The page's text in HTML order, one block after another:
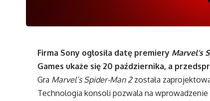
Firma Sony ogłosiła datę premiery Marvel’s
Games ukaże się 20 października, a
Gra Marvel’s Spider-Man 2 została
Technologia konsoli pozwala na wprowadzenie